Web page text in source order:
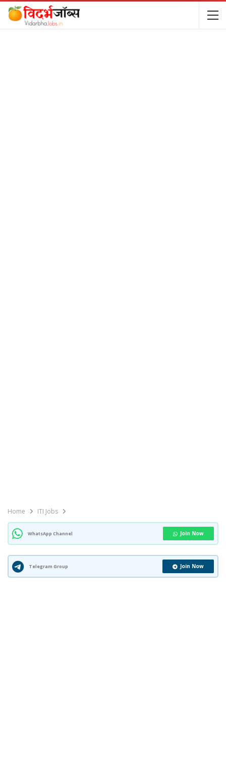
Home ITI Jobs
WhatsApp Channel Join Now
Telegram Group Join Now